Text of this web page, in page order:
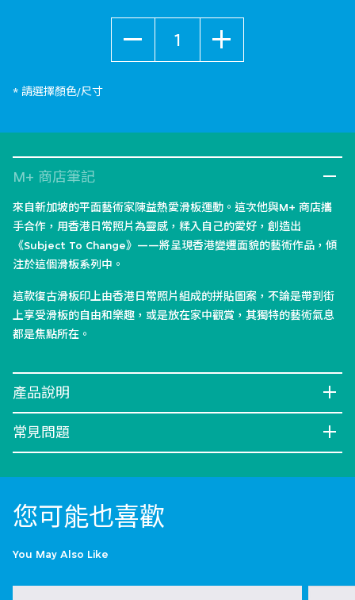
* 請選擇顏色/尺寸
M+ 商店筆記
來自新加坡的平面藝術家陳益熱愛滑板運動。這次他與M+ 商店攜
手合作，用香港日常照片為靈感，糅入自己的愛好，創造出
《Subject To Change》——將呈現香港變遷面貌的藝術作品，傾
注於這個滑板系列中。
這款復古滑板印上由香港日常照片組成的拼貼圖案，不論是帶到街
上享受滑板的自由和樂趣，或是放在家中觀賞，其獨特的藝術氣息
都是焦點所在。
產品說明
常見問題
您可能也喜歡
You May Also Like